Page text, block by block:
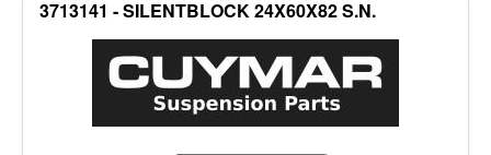
3713141 - SILENTBLOCK 24X60X82 S.N.